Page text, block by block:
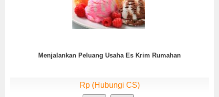
Menjalankan Peluang Usaha Es Krim Rumahan
Rp (Hubungi CS)